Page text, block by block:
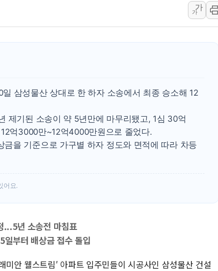
구미 폐염산처리업체서 불 2시
해군과 함께하는 '불금전파, 송정'
강원도 폭염특보 11일째…온열
[코인 시황] 비트코인, ETF 자
빚투·레버리지 줄었지만, 반도
[2보] 북한, 원산서 동해상 단거리
양주 가전제품 창고서 화재…차
가
가
삼성물산 상대로 한 하자 소송에서 최종 승소해 12
제기된 소송이 약 5년만에 마무리됐고, 1심 30억
억3000만~12억4000만원으로 줄었다.
금을 기준으로 가구별 하자 정도와 면적에 따라 차등
어요.
...5년 소송전 마침표
부터 배상금 접수 돌입
안 웰스트림′ 아파트 입주민들이 시공사인 삼성물산 건설